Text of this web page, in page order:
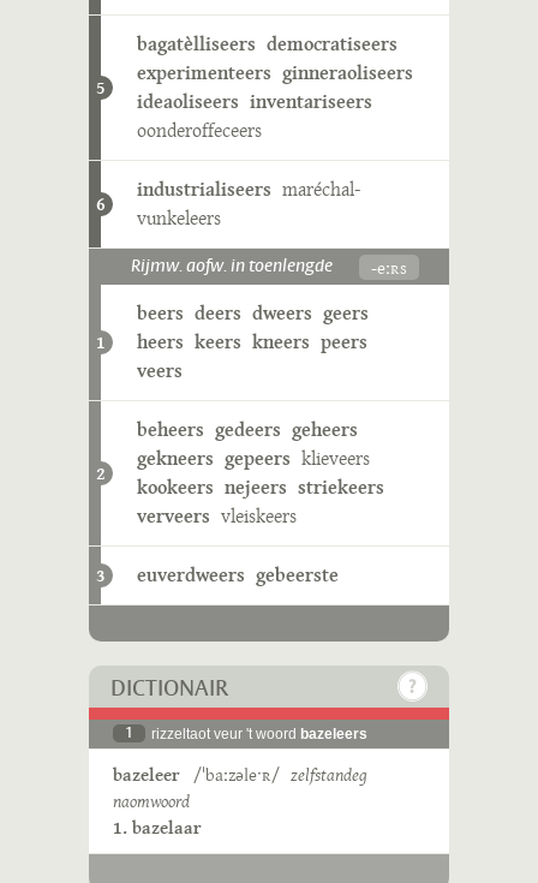
5
bagatèlliseers democratiseers
experimenteers ginneraoliseers
ideaoliseers inventariseers
oonderoffeceers
6
industrialiseers maréchal-
vunkeleers
Rijmw. aofw. in toenlengde -eːʀs
1
beers deers dweers geers
heers keers kneers peers
veers
2
beheers gedeers geheers
gekneers gepeers klieveers
kookeers nejeers striekeers
verveers vleiskeers
3 euverdweers gebeerste
DICTIONAIR
1 rizzeltaot veur 't woord bazeleers
bazeleer /ˈbaːzəleˑʀ/ zelfstandeg
naomwoord
1. bazelaar